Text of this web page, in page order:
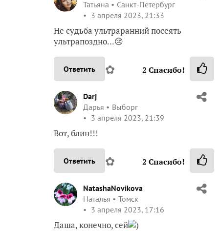
Татьяна
Санкт-Петербург
3 апреля 2023, 21:33
Не судьба ультраранний посеять
ультрапоздно...😢
Ответить ✿ 2 Спасибо!
Darj
Дарья
Выборг
3 апреля 2023, 21:39
Вот, блин!!!
Ответить ✿ 2 Спасибо!
NatashaNovikova
Наталья
Томск
3 апреля 2023, 17:16
Даша, конечно, сей )